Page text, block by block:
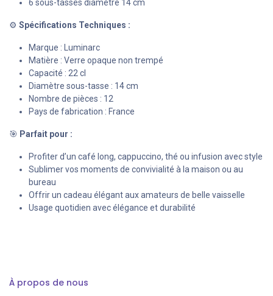
6 sous-tasses diamètre 14 cm
⚙️ Spécifications Techniques :
Marque : Luminarc
Matière : Verre opaque non trempé
Capacité : 22 cl
Diamètre sous-tasse : 14 cm
Nombre de pièces : 12
Pays de fabrication : France
🎯 Parfait pour :
Profiter d’un café long, cappuccino, thé ou infusion avec style
Sublimer vos moments de convivialité à la maison ou au
bureau
Offrir un cadeau élégant aux amateurs de belle vaisselle
Usage quotidien avec élégance et durabilité
À propos de nous